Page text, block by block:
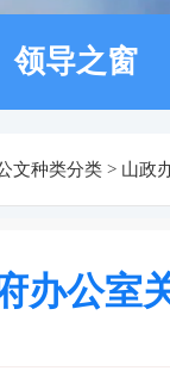
领导之窗
文种类分类 > 山政
办公室